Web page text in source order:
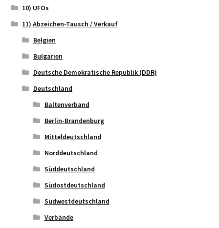
10) UFOs
11) Abzeichen-Tausch / Verkauf
Belgien
Bulgarien
Deutsche Demokratische Republik (DDR)
Deutschland
Baltenverband
Berlin-Brandenburg
Mitteldeutschland
Norddeutschland
Süddeutschland
Südostdeutschland
Südwestdeutschland
Verbände